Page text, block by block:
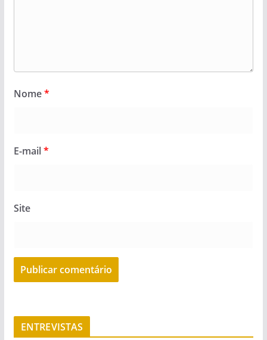
Nome*
E-mail*
Site
ENTREVISTAS